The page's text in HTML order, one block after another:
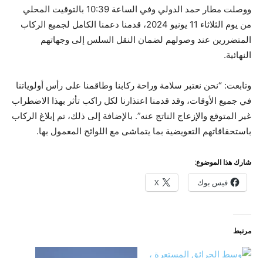
ووصلت مطار حمد الدولي
وفي الساعة 10:39 بالتوقيت المحلي
من يوم الثلاثاء 11 يونيو 2024، قدمنا ​​دعمنا الكامل لجميع الركاب
المتضررين عند وصولهم لضمان النقل السلس إلى وجهاتهم
النهائية.
وتابعت: “نحن نعتبر سلامة وراحة ركابنا وطاقمنا على رأس أولوياتنا
في جميع الأوقات، وقد قدمنا ​​اعتذارنا لكل راكب تأثر بهذا الاضطراب
غير المتوقع والإزعاج الناتج عنه”. بالإضافة إلى ذلك، تم إبلاغ الركاب
باستحقاقاتهم التعويضية بما يتماشى مع اللوائح المعمول بها.
شارك هذا الموضوع:
فيس بوك X
مرتبط